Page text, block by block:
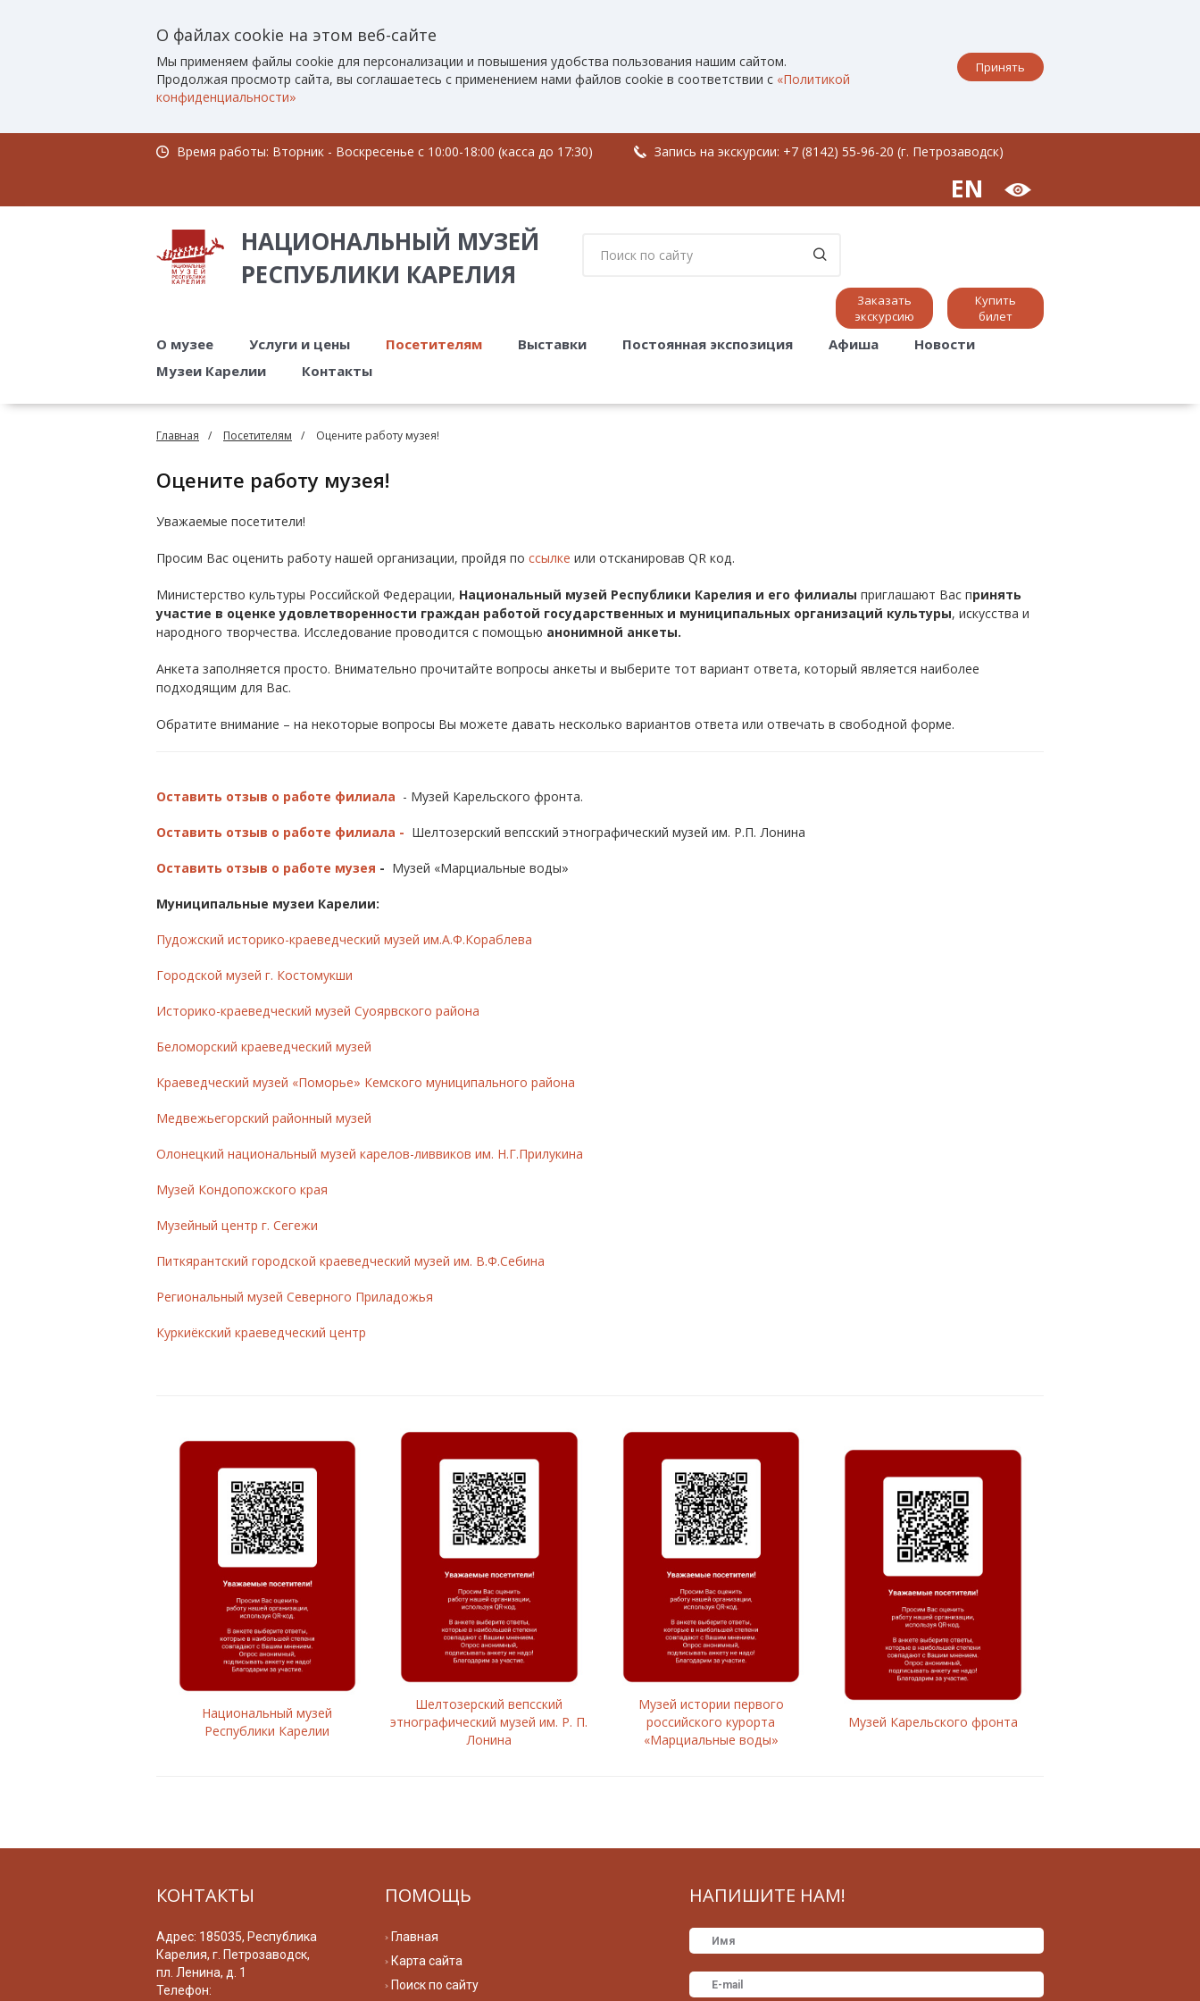
О файлах cookie на этом веб-сайте
Мы применяем файлы cookie для персонализации и повышения удобства пользования нашим сайтом.
Продолжая просмотр сайта, вы соглашаетесь с применением нами файлов cookie в соответствии с «Политикой
конфиденциальности»
Принять
Время работы: Вторник - Воскресенье c 10:00-18:00 (касса до 17:30) Запись на экскурсии: +7 (8142) 55-96-20 (г. Петрозаводск)
EN
НАЦИОНАЛЬНЫЙ МУЗЕЙ
РЕСПУБЛИКИ КАРЕЛИЯ
Заказать
экскурсию
Купить
билет
О музее Услуги и цены Посетителям Выставки Постоянная экспозиция Афиша
Новости
Музеи Карелии
Контакты
Главная Посетителям Оцените работу музея!
Оцените работу музея!
Уважаемые посетители!
Просим Вас оценить работу нашей организации, пройдя по ссылке или отсканировав QR код.
Министерство культуры Российской Федерации, Национальный музей Республики Карелия и его филиалы приглашают Вас принять
участие в оценке удовлетворенности граждан работой государственных и муниципальных организаций культуры, искусства и
народного творчества. Исследование проводится с помощью анонимной анкеты.
Анкета заполняется просто. Внимательно прочитайте вопросы анкеты и выберите тот вариант ответа, который является наиболее
подходящим для Вас.
Обратите внимание – на некоторые вопросы Вы можете давать несколько вариантов ответа или отвечать в свободной форме.
Оставить отзыв о работе филиала - Музей Карельского фронта.
Оставить отзыв о работе филиала - Шелтозерский вепсский этнографический музей им. Р.П. Лонина
Оставить отзыв о работе музея - Музей «Марциальные воды»
Муниципальные музеи Карелии:
Пудожский историко-краеведческий музей им.А.Ф.Кораблева
Городской музей г. Костомукши
Историко-краеведческий музей Суоярвского района
Беломорский краеведческий музей
Краеведческий музей «Поморье» Кемского муниципального района
Медвежьегорский районный музей
Олонецкий национальный музей карелов-ливвиков им. Н.Г.Прилукина
Музей Кондопожского края
Музейный центр г. Сегежи
Питкярантский городской краеведческий музей им. В.Ф.Себина
Региональный музей Северного Приладожья
Куркиёкский краеведческий центр
Национальный музей
Республики Карелии
Шелтозерский вепсский
этнографический музей им. Р. П.
Лонина
Музей истории первого
российского курорта
«Марциальные воды»
Музей Карельского фронта
НАПИШИТЕ НАМ!
ПОМОЩЬ
Главная
Карта сайта
Поиск по сайту
КОНТАКТЫ
Адрес: 185035, Республика
Карелия, г. Петрозаводск,
пл. Ленина, д. 1
Телефон: